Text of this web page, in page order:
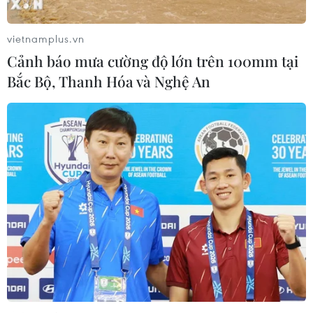
Canada và Mexico./.
(TTXVN/Vietnam+)
vietnamplus.vn
Cảnh báo mưa cường độ lớn trên 100mm tại
Bắc Bộ, Thanh Hóa và Nghệ An